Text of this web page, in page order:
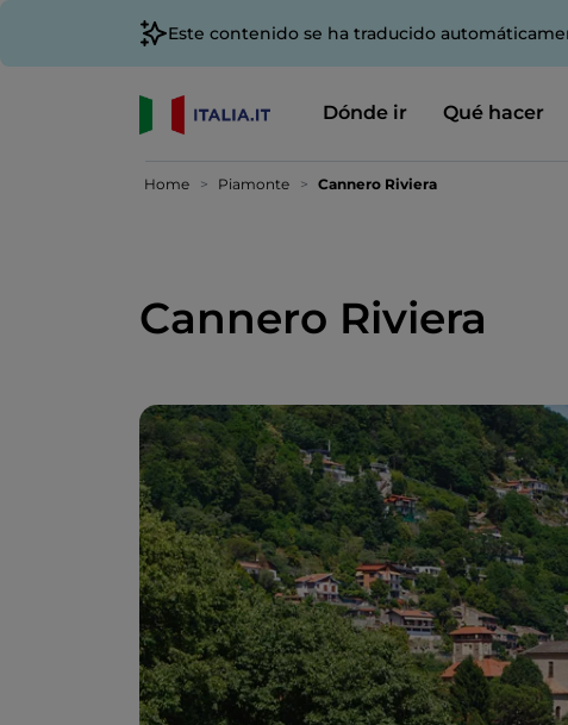
Este contenido se ha traducido
Dónde ir Qué hacer
Home Piamonte Cannero Riviera
Cannero Riviera